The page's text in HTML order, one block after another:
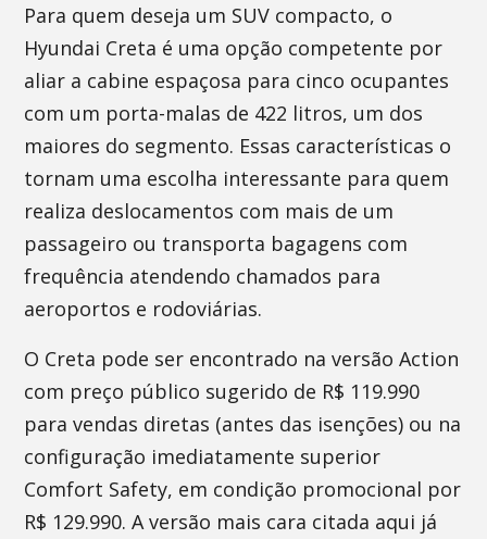
Para quem deseja um SUV compacto, o
Hyundai Creta é uma opção competente por
aliar a cabine espaçosa para cinco ocupantes
com um porta-malas de 422 litros, um dos
maiores do segmento. Essas características o
tornam uma escolha interessante para quem
realiza deslocamentos com mais de um
passageiro ou transporta bagagens com
frequência atendendo chamados para
aeroportos e rodoviárias.
O Creta pode ser encontrado na versão Action
com preço público sugerido de R$ 119.990
para vendas diretas (antes das isenções) ou na
configuração imediatamente superior
Comfort Safety, em condição promocional por
R$ 129.990. A versão mais cara citada aqui já